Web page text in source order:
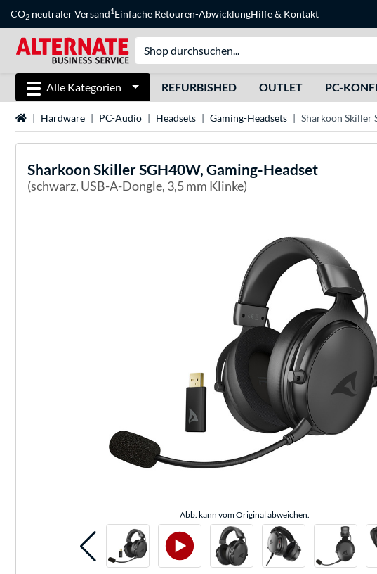
CO2 neutraler Versand1Einfache Retouren-AbwicklungHilfe& Kontakt
Alle Kategorien REFURBISHED OUTLET PC-
StartseiteHardware PC-Audio Headsets Gaming-Headsets Sharkoon Skiller
Sharkoon Skiller SGH40W, Gaming-Headset
(schwarz, USB-A-Dongle, 3,5 mm Klinke)
Abb. kann vom Original abweichen.